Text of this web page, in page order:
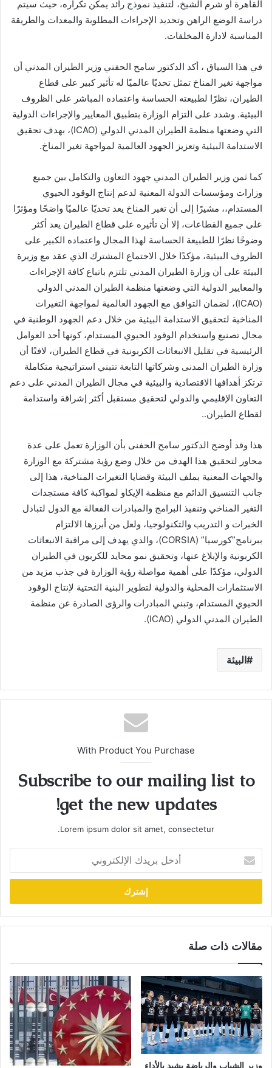
القاهرة او شرم الشيخ، لتنفيذ نموذج رائد يمكن تكراره، حيث سيتم
دراسة الوضع الراهن وتحديد الإجراءات المطلوبة والمعدات والطريقة
المناسبة لادارة المخلفات.
في هذا السياق ، أكد الدكتور سامح الحفني وزير الطيران المدني أن
مواجهة تغير المناخ تمثل تحديًا عالميًا له تأثير كبير على قطاع
الطيران، نظرًا لطبيعته الحساسة واعتماده المباشر على الظروف
البيئية. وشدد على التزام الوزارة بتطبيق المعايير والإجراءات الدولية
التي وضعتها منظمة الطيران المدني الدولي (ICAO)، بهدف تحقيق
الاستدامة البيئية وتعزيز الجهود العالمية لمواجهة تغير المناخ.
كما ثمن وزير الطيران المدني جهود التعاون والتكامل بين جميع
وزارات ومؤسسات الدولة المعنية لدعم إنتاج الوقود الحيوي
المستدام،، مشيرًا إلى أن تغير المناخ يعد تحديًا عالميًا واضحًا ومؤثرًا
على جميع القطاعات، إلا أن تأثيره على قطاع الطيران يعد أكثر
وضوحًا نظرًا للطبيعة الحساسة لهذا المجال واعتماده الكبير على
الظروف البيئية، مؤكدًا خلال الاجتماع المشترك الذي عقد مع وزيرة
البيئة على أن وزارة الطيران المدني تلتزم باتباع كافة الإجراءات
والمعايير الدولية التي وضعتها منظمة الطيران المدني الدولي
(ICAO)، لضمان التوافق مع الجهود العالمية لمواجهة التغيرات
المناخية لتحقيق الاستدامة البيئية من خلال دعم الجهود الوطنية في
مجال تصنيع واستخدام الوقود الحيوي المستدام، كونها أحد العوامل
الرئيسية في تقليل الانبعاثات الكربونية في قطاع الطيران، لافتًا أن
وزارة الطيران المدنى وشركاتها التابعة تتبني استراتيجية متكاملة
ترتكز أهدافها الاقتصادية والبيئية في مجال الطيران المدني على دعم
التعاون الإقليمي والدولي لتحقيق مستقبل أكثر إشراقة واستدامة
لقطاع الطيران..
هذا وقد أوضح الدكتور سامح الحفنى بأن الوزارة تعمل على عدة
محاور لتحقيق هذا الهدف من خلال وضع رؤية مشتركة مع الوزارة
والجهات المعنية بملف البيئة وقضايا التغيرات المناخية، هذا إلى
جانب التنسيق الدائم مع منظمة الإيكاو لمواكبة كافة مستجدات
التغير المناخي وتنفيذ البرامج والمبادرات الفعالة مع الدول لتبادل
الخبرات و التدريب والتكنولوجيا، ولعل من أبرزها الالتزام
ببرنامج”كورسيا” (CORSIA)، والذي يهدف إلى مراقبة الانبعاثات
الكربونية والإبلاغ عنها، وتحقيق نمو محايد للكربون في الطيران
الدولي، مؤكدًا على أهمية مواصلة رؤية الوزارة في جذب مزيد من
الاستثمارات المحلية والدولية لتطوير البنية التحتية لإنتاج الوقود
الحيوي المستدام، وتبني المبادرات والرؤى الصادرة عن منظمة
الطيران المدني الدولي (ICAO).
البيئة
With Product You Purchase
Subscribe to our mailing list to
get the new updates!
Lorem ipsum dolor sit amet, consectetur.
بريدك
الإلكتروني
مقالات ذات صلة
وزير الشباب والرياضة يشيد بالأداء